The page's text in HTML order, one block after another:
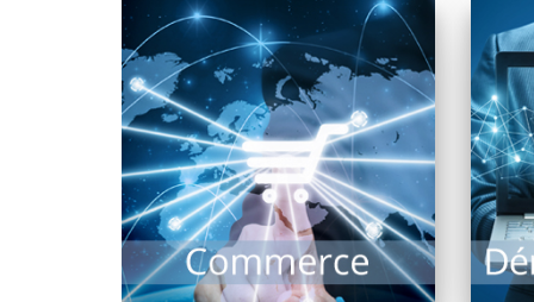
Un équipement fonctionnel
est la garantie d’un commerce
optimisé : Il comprend
l’ensemble des systèmes
d’encaissement,...
EN SAVOIR PLUS